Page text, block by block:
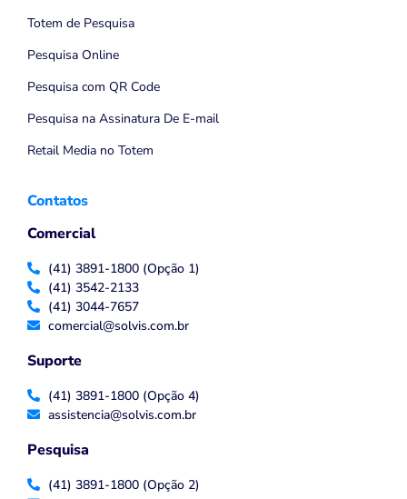
Totem de Pesquisa
Pesquisa Online
Pesquisa com QR Code
Pesquisa na Assinatura De E-mail
Retail Media no Totem
Contatos
Comercial
(41) 3891-1800 (Opção 1)
(41) 3542-2133
(41) 3044-7657
comercial@solvis.com.br
Suporte
(41) 3891-1800 (Opção 4)
assistencia@solvis.com.br
Pesquisa
(41) 3891-1800 (Opção 2)